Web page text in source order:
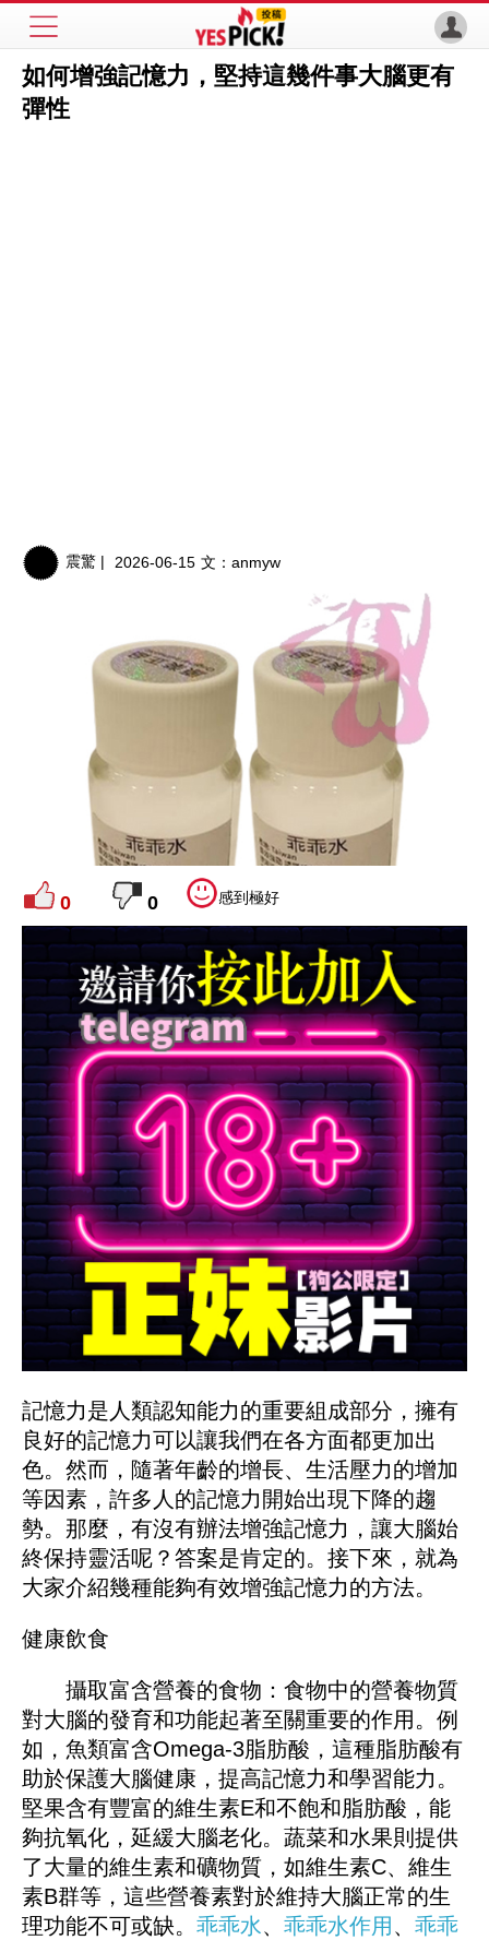
如何增強記憶力，堅持這幾件事大腦更有
彈性
震驚 | 2026-06-15 文： anmyw
0 0 感到極好
記憶力是人類認知能力的重要組成部分，擁有
良好的記憶力可以讓我們在各方面都更加出
色。然而，隨著年齡的增長、生活壓力的增加
等因素，許多人的記憶力開始出現下降的趨
勢。那麼，有沒有辦法增強記憶力，讓大腦始
終保持靈活呢？答案是肯定的。接下來，就為
大家介紹幾種能夠有效增強記憶力的方法。
健康飲食
攝取富含營養的食物：食物中的營養物質
對大腦的發育和功能起著至關重要的作用。例
如，魚類富含Omega-3脂肪酸，這種脂肪酸有
助於保護大腦健康，提高記憶力和學習能力。
堅果含有豐富的維生素E和不飽和脂肪酸，能
夠抗氧化，延緩大腦老化。蔬菜和水果則提供
了大量的維生素和礦物質，如維生素C、維生
素B群等，這些營養素對於維持大腦正常的生
理功能不可或缺。 乖乖水、 乖乖水作用 、 乖乖